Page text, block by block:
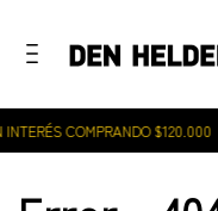
COMPRANDO $120.000